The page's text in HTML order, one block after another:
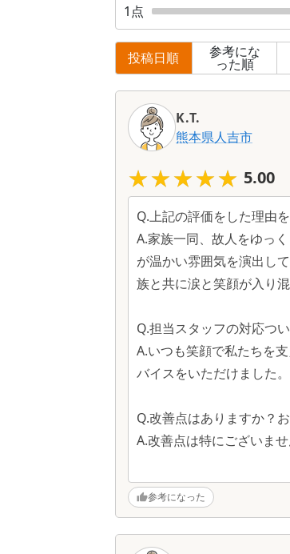
1 点
投稿日順 参考にな
った順
口
K.T.
熊本県人吉市
★★★★★
★★★★★ 5.00
Q.上記の評価をした理由
A.家族一同、故人をゆっ
が温かい雰囲気を演出し
族と共に涙と笑顔が入り
Q.担当スタッフの対応つ
A.いつも笑顔で私たちを
バイスをいただけました
Q.改善点はありますか？
A.改善点は特にございませ
参考になった